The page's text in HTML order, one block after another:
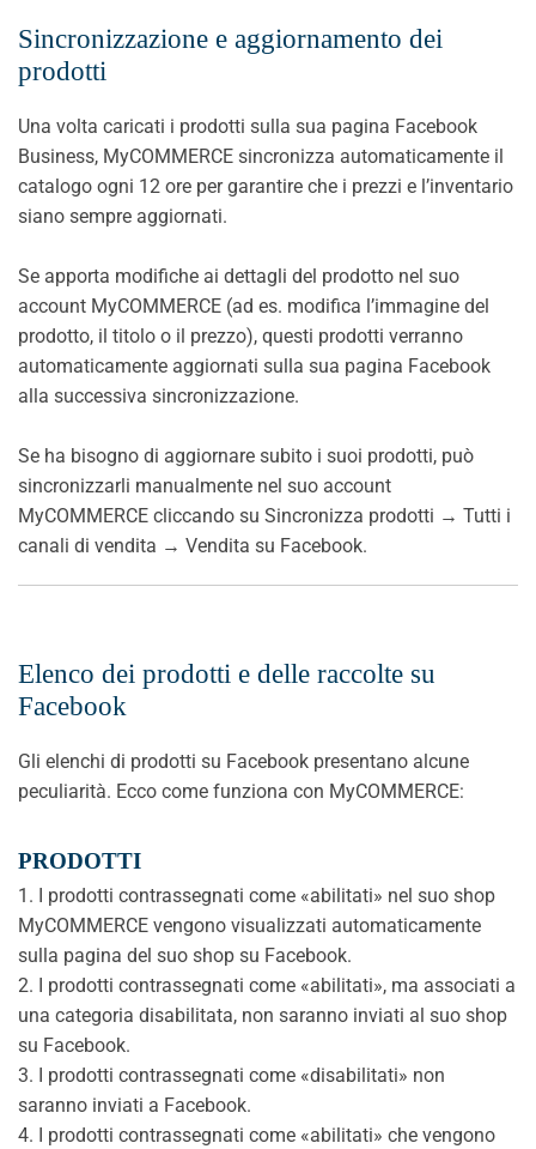
Sincronizzazione e aggiornamento dei
prodotti
Una volta caricati i prodotti sulla sua pagina Facebook
Business, MyCOMMERCE sincronizza automaticamente il
catalogo ogni 12 ore per garantire che i prezzi e l’inventario
siano sempre aggiornati.
Se apporta modifiche ai dettagli del prodotto nel suo
account MyCOMMERCE (ad es. modifica l’immagine del
prodotto, il titolo o il prezzo), questi prodotti verranno
automaticamente aggiornati sulla sua pagina Facebook
alla successiva sincronizzazione.
Se ha bisogno di aggiornare subito i suoi prodotti, può
sincronizzarli manualmente nel suo account
MyCOMMERCE cliccando su Sincronizza prodotti → Tutti i
canali di vendita → Vendita su Facebook.
Elenco dei prodotti e delle raccolte su
Facebook
Gli elenchi di prodotti su Facebook presentano alcune
peculiarità. Ecco come funziona con MyCOMMERCE:
PRODOTTI
1. I prodotti contrassegnati come «abilitati» nel suo shop
MyCOMMERCE vengono visualizzati automaticamente
sulla pagina del suo shop su Facebook.
2. I prodotti contrassegnati come «abilitati», ma associati a
una categoria disabilitata, non saranno inviati al suo shop
su Facebook.
3. I prodotti contrassegnati come «disabilitati» non
saranno inviati a Facebook.
4. I prodotti contrassegnati come «abilitati» che vengono